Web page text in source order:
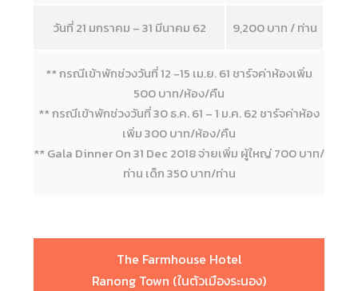
วันที่ 21 มกราคม – 31 มีนาคม 62 9,200 บาท / ท่าน
** กรณีเข้าพักช่วงวันที่ 12 -15 เม.ย. 61 ชาร์จค่าห้องเพิ่ม
500 บาท/ห้อง/คืน
** กรณีเข้าพักช่วงวันที่ 30 ธ.ค. 61 – 1 ม.ค. 62 ชาร์จค่าห้อง
เพิ่ม 300 บาท/ห้อง/คืน
** Gala Dinner On 31 Dec 2018 จ่ายเพิ่ม ผู้ใหญ่ 700 บาท/
ท่าน เด็ก 350 บาท/ท่าน
The Farmhouse Hotel
Ranong Town (ในตัวเมืองระนอง)